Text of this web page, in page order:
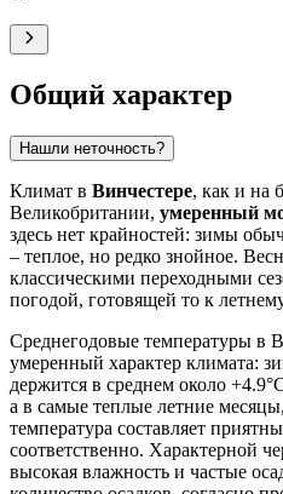
Общий характер
Нашли неточность?
Климат в Винчестере, как и на
Великобритании, умеренный
здесь нет крайностей: зимы
– теплое, но редко знойное.
классическими переходными
погодой, готовящей то к
Среднегодовые температуры в
умеренный характер климата:
держится в среднем около
а в самые теплые летние
температура составляет
соответственно. Характерной
высокая влажность и частые